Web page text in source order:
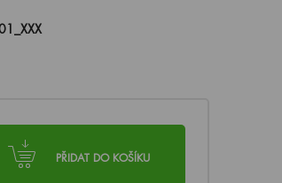
PŘIDAT DO KOŠÍKU